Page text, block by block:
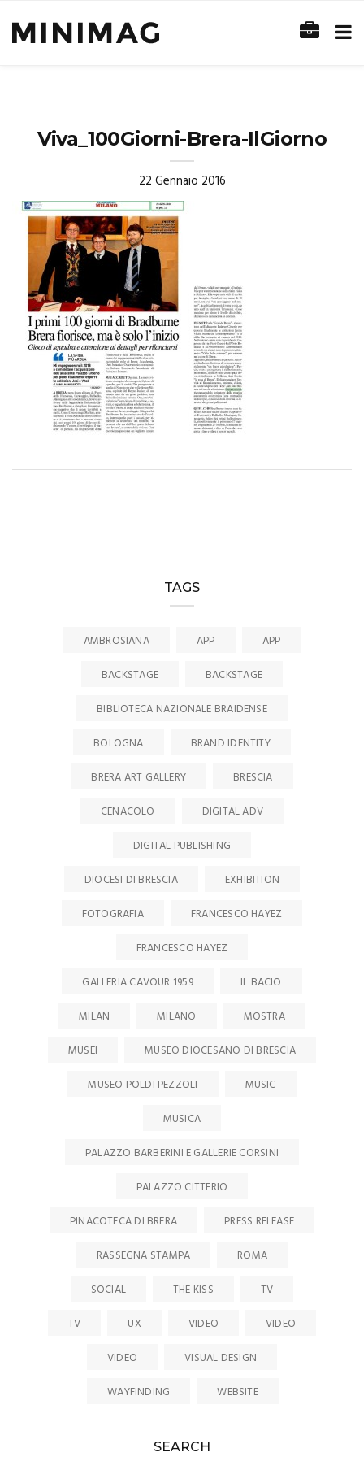
Viva_100Giorni-Brera-IlGiorno
22 Gennaio 2016
TAGS
AMBROSIANA APP
APP
BACKSTAGE
BACKSTAGE
BIBLIOTECA NAZIONALE BRAIDENSE
BOLOGNA
BRAND IDENTITY
BRERA ART GALLERY
BRESCIA
CENACOLO
DIGITAL ADV
DIGITAL PUBLISHING
DIOCESI DI BRESCIA
EXHIBITION
FOTOGRAFIA
FRANCESCO HAYEZ
FRANCESCO HAYEZ
GALLERIA CAVOUR 1959
IL BACIO
MILAN
MILANO
MOSTRA
MUSEI
MUSEO DIOCESANO DI BRESCIA
MUSEO POLDI PEZZOLI
MUSIC
MUSICA
PALAZZO BARBERINI E GALLERIE CORSINI
PALAZZO CITTERIO
PINACOTECA DI BRERA
PRESS RELEASE
RASSEGNA STAMPA
ROMA
SOCIAL
THE KISS
TV
TV
UX VIDEO
VIDEO
VIDEO
VISUAL DESIGN
WAYFINDING
WEBSITE
SEARCH